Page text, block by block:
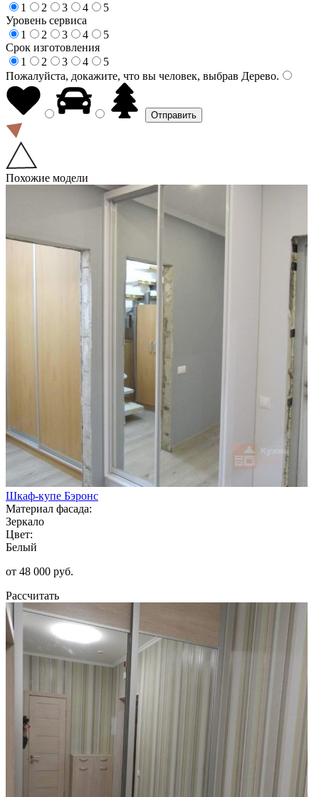
1
2 3 4
5
Уровень сервиса
1
2 3 4
5
Срок изготовления
1
2 3 4
5
Пожалуйста, докажите, что вы человек, выбрав Дерево.
Похожие модели
Шкаф-купе Бэронс
Материал фасада:
Зеркало
Цвет:
Белый
от 48 000 руб.
Рассчитать